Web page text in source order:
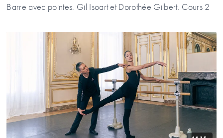
Barre avec pointes. Gil Isoart et Dorothée Gilbert. Cours 2